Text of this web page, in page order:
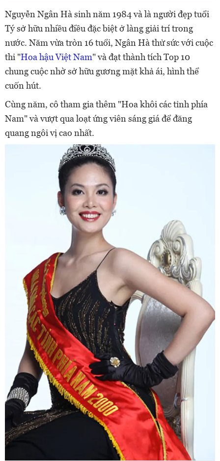
Nguyễn Ngân Hà sinh năm 1984 và là người đẹp tuổi
Tý sở hữu nhiều điều đặc biệt ở làng giải trí trong
nước. Năm vừa tròn 16 tuổi, Ngân Hà thử sức với cuộc
thi "Hoa hậu Việt Nam" và đạt thành tích Top 10
chung cuộc nhờ sở hữu gương mặt khả ái, hình thể
cuốn hút.
Cùng năm, cô tham gia thêm "Hoa khôi các tỉnh phía
Nam" và vượt qua loạt ứng viên sáng giá để đăng
quang ngôi vị cao nhất.